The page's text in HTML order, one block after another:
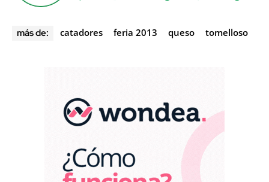
más de: catadores feria 2013 queso tomelloso